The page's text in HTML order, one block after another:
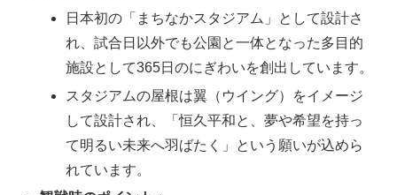
日本初の「まちなかスタジアム」として設計さ
れ、試合日以外でも公園と一体となった多目的
施設として365日のにぎわいを創出しています。
スタジアムの屋根は翼（ウイング）をイメージ
して設計され、「恒久平和と、夢や希望を持っ
て明るい未来へ羽ばたく」という願いが込めら
れています。